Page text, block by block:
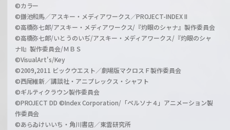
©カラー
©鎌池和馬／アスキー・メディアワークス／PROJECT-INDEX II
©高橋弥七郎/アスキー・メディアワークス/『灼眼のシャナ』製作委員会
©高橋弥七郎/いとうのいぢ/アスキー・メディアワークス/『灼眼のシャ
ナII』製作委員会/ＭＢＳ
©VisualArt's/Key
©2009,2011 ビックウエスト／劇場版マクロスＦ製作委員会
©西尾維新／講談社・アニプレックス・シャフト
©ギルティクラウン製作委員会
©PROJECT DD ©Index Corporation/「ペルソナ４」アニメーション製
作委員会
©あらゐけいいち・角川書店／東雲研究所